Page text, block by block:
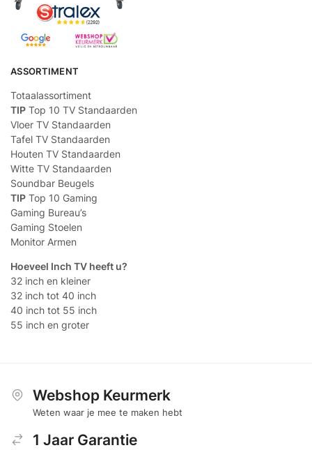
ASSORTIMENT
Totaalassortiment
TIP Top 10 TV Standaarden
Vloer TV Standaarden
Tafel TV Standaarden
Houten TV Standaarden
Witte TV Standaarden
Soundbar Beugels
TIP Top 10 Gaming
Gaming Bureau’s
Gaming Stoelen
Monitor Armen
Hoeveel Inch TV heeft u?
32 inch en kleiner
32 inch tot 40 inch
40 inch tot 55 inch
55 inch en groter
Webshop Keurmerk
Weten waar je mee te maken hebt
1 Jaar Garantie